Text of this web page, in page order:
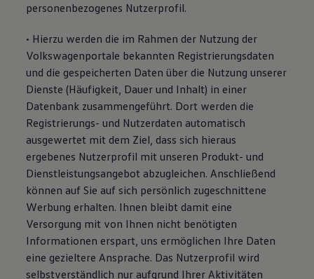
personenbezogenes Nutzerprofil.
• Hierzu werden die im Rahmen der Nutzung der
Volkswagenportale bekannten Registrierungsdaten
und die gespeicherten Daten über die Nutzung unserer
Dienste (Häufigkeit, Dauer und Inhalt) in einer
Datenbank zusammengeführt. Dort werden die
Registrierungs- und Nutzerdaten automatisch
ausgewertet mit dem Ziel, dass sich hieraus
ergebenes Nutzerprofil mit unseren Produkt- und
Dienstleistungsangebot abzugleichen. Anschließend
können auf Sie auf sich persönlich zugeschnittene
Werbung erhalten. Ihnen bleibt damit eine
Versorgung mit von Ihnen nicht benötigten
Informationen erspart, uns ermöglichen Ihre Daten
eine gezieltere Ansprache. Das Nutzerprofil wird
selbstverständlich nur aufgrund Ihrer Aktivitäten